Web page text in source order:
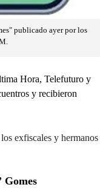
publicado ayer por los
Hora, Telefuturo y
y recibieron
exfiscales y hermanos